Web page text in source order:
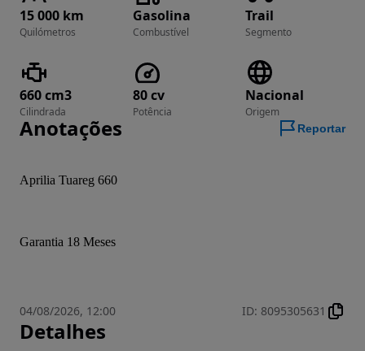
15 000 km
Quilómetros
Gasolina
Combustível
Trail
Segmento
660 cm3
Cilindrada
80 cv
Potência
Nacional
Origem
Anotações Reportar
Aprilia Tuareg 660
Garantia 18 Meses
04/08/2026, 12:00 ID: 8095305631
Detalhes